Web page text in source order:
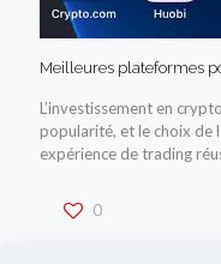
Meilleures plateformes
L’investissement en
popularité, et le choix de
expérience de trading
0